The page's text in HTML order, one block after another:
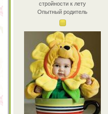
стройности к лету
Опытный родитель